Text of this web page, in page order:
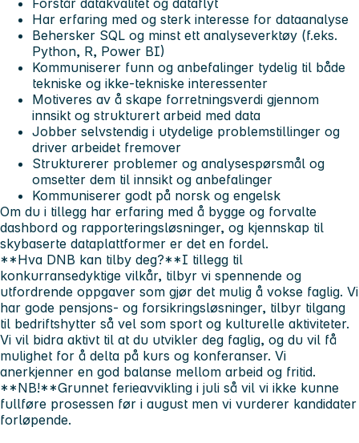
Har erfaring med og sterk interesse for dataanalyse
Behersker SQL og minst ett analyseverktøy (f.eks.
Python, R, Power BI)
Kommuniserer funn og anbefalinger tydelig til både
tekniske og ikke-tekniske interessenter
Motiveres av å skape forretningsverdi gjennom
innsikt og strukturert arbeid med data
Jobber selvstendig i utydelige problemstillinger og
driver arbeidet fremover
Strukturerer problemer og analysespørsmål og
omsetter dem til innsikt og anbefalinger
Kommuniserer godt på norsk og engelsk
Om du i tillegg har erfaring med å bygge og forvalte
dashbord og rapporteringsløsninger, og kjennskap til
skybaserte dataplattformer er det en fordel.
**Hva DNB kan tilby deg?**I tillegg til
konkurransedyktige vilkår, tilbyr vi spennende og
utfordrende oppgaver som gjør det mulig å vokse faglig. Vi
har gode pensjons- og forsikringsløsninger, tilbyr tilgang
til bedriftshytter så vel som sport og kulturelle aktiviteter.
Vi vil bidra aktivt til at du utvikler deg faglig, og du vil få
mulighet for å delta på kurs og konferanser. Vi
anerkjenner en god balanse mellom arbeid og fritid.
**NB!**Grunnet ferieavvikling i juli så vil vi ikke kunne
fullføre prosessen før i august men vi vurderer kandidater
forløpende.